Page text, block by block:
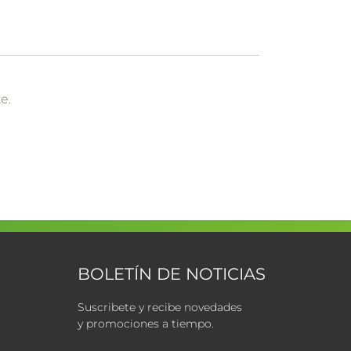
BOLETÍN DE NOTICIAS
Suscribete y recibe novedades
y promociones a tiempo.